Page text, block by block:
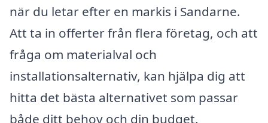
när du letar efter en markis i Sandarne.
Att ta in offerter från flera företag, och att
fråga om materialval och
installationsalternativ, kan hjälpa dig att
hitta det bästa alternativet som passar
både ditt behov och din budget.